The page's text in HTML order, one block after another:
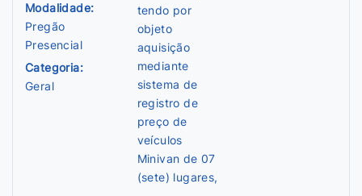
Modalidade:
Pregão
Presencial
Categoria:
Geral
tendo por
objeto
aquisição
mediante
sistema de
registro de
preço de
veículos
Minivan de 07
(sete) lugares,